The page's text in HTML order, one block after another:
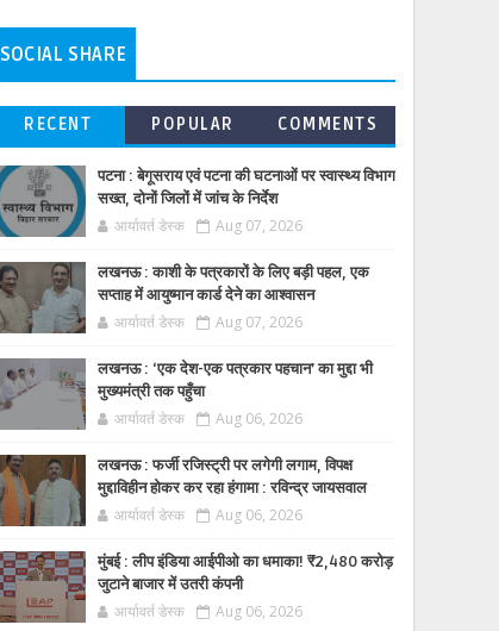
SOCIAL SHARE
RECENT POPULAR COMMENTS
पटना : बेगूसराय एवं पटना की घटनाओं पर स्वास्थ्य विभाग
सख्त, दोनों जिलों में जांच के निर्देश
आर्यावर्त डेस्क Aug 07, 2026
लखनऊ : काशी के पत्रकारों के लिए बड़ी पहल, एक
सप्ताह में आयुष्मान कार्ड देने का आश्वासन
आर्यावर्त डेस्क Aug 07, 2026
लखनऊ : ‘एक देश-एक पत्रकार पहचान’ का मुद्दा भी
मुख्यमंत्री तक पहुँचा
आर्यावर्त डेस्क Aug 06, 2026
लखनऊ : फर्जी रजिस्ट्री पर लगेगी लगाम, विपक्ष
मुद्दाविहीन होकर कर रहा हंगामा : रविन्द्र जायसवाल
आर्यावर्त डेस्क Aug 06, 2026
मुंबई : लीप इंडिया आईपीओ का धमाका! ₹2,480 करोड़
जुटाने बाजार में उतरी कंपनी
आर्यावर्त डेस्क Aug 06, 2026